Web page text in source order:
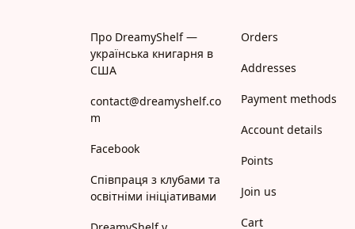
Арт Школа
АССА
Астролябія
Богдан
Про DreamyShelf —
українська книгарня в
США
contact@dreamyshelf.co
m
Facebook
Співпраця з клубами та
освітніми ініціативами
Orders
Addresses
Payment methods
Account details
Points
Join us
Cart